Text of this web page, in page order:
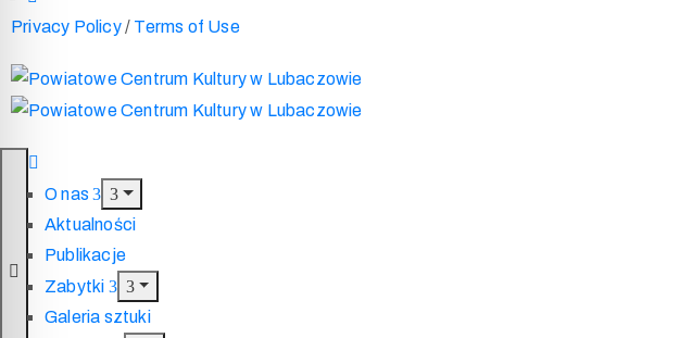
Privacy Policy/ Terms of Use
O nas
Aktualności
Publikacje
Zabytki
Galeria sztuki